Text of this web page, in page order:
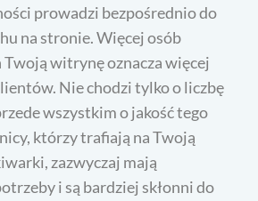
prowadzi bezpośrednio do
na stronie. Więcej osób
witrynę oznacza więcej
Nie chodzi tylko o liczbę
wszystkim o jakość tego
którzy trafiają na Twoją
zazwyczaj mają
i są bardziej skłonni do